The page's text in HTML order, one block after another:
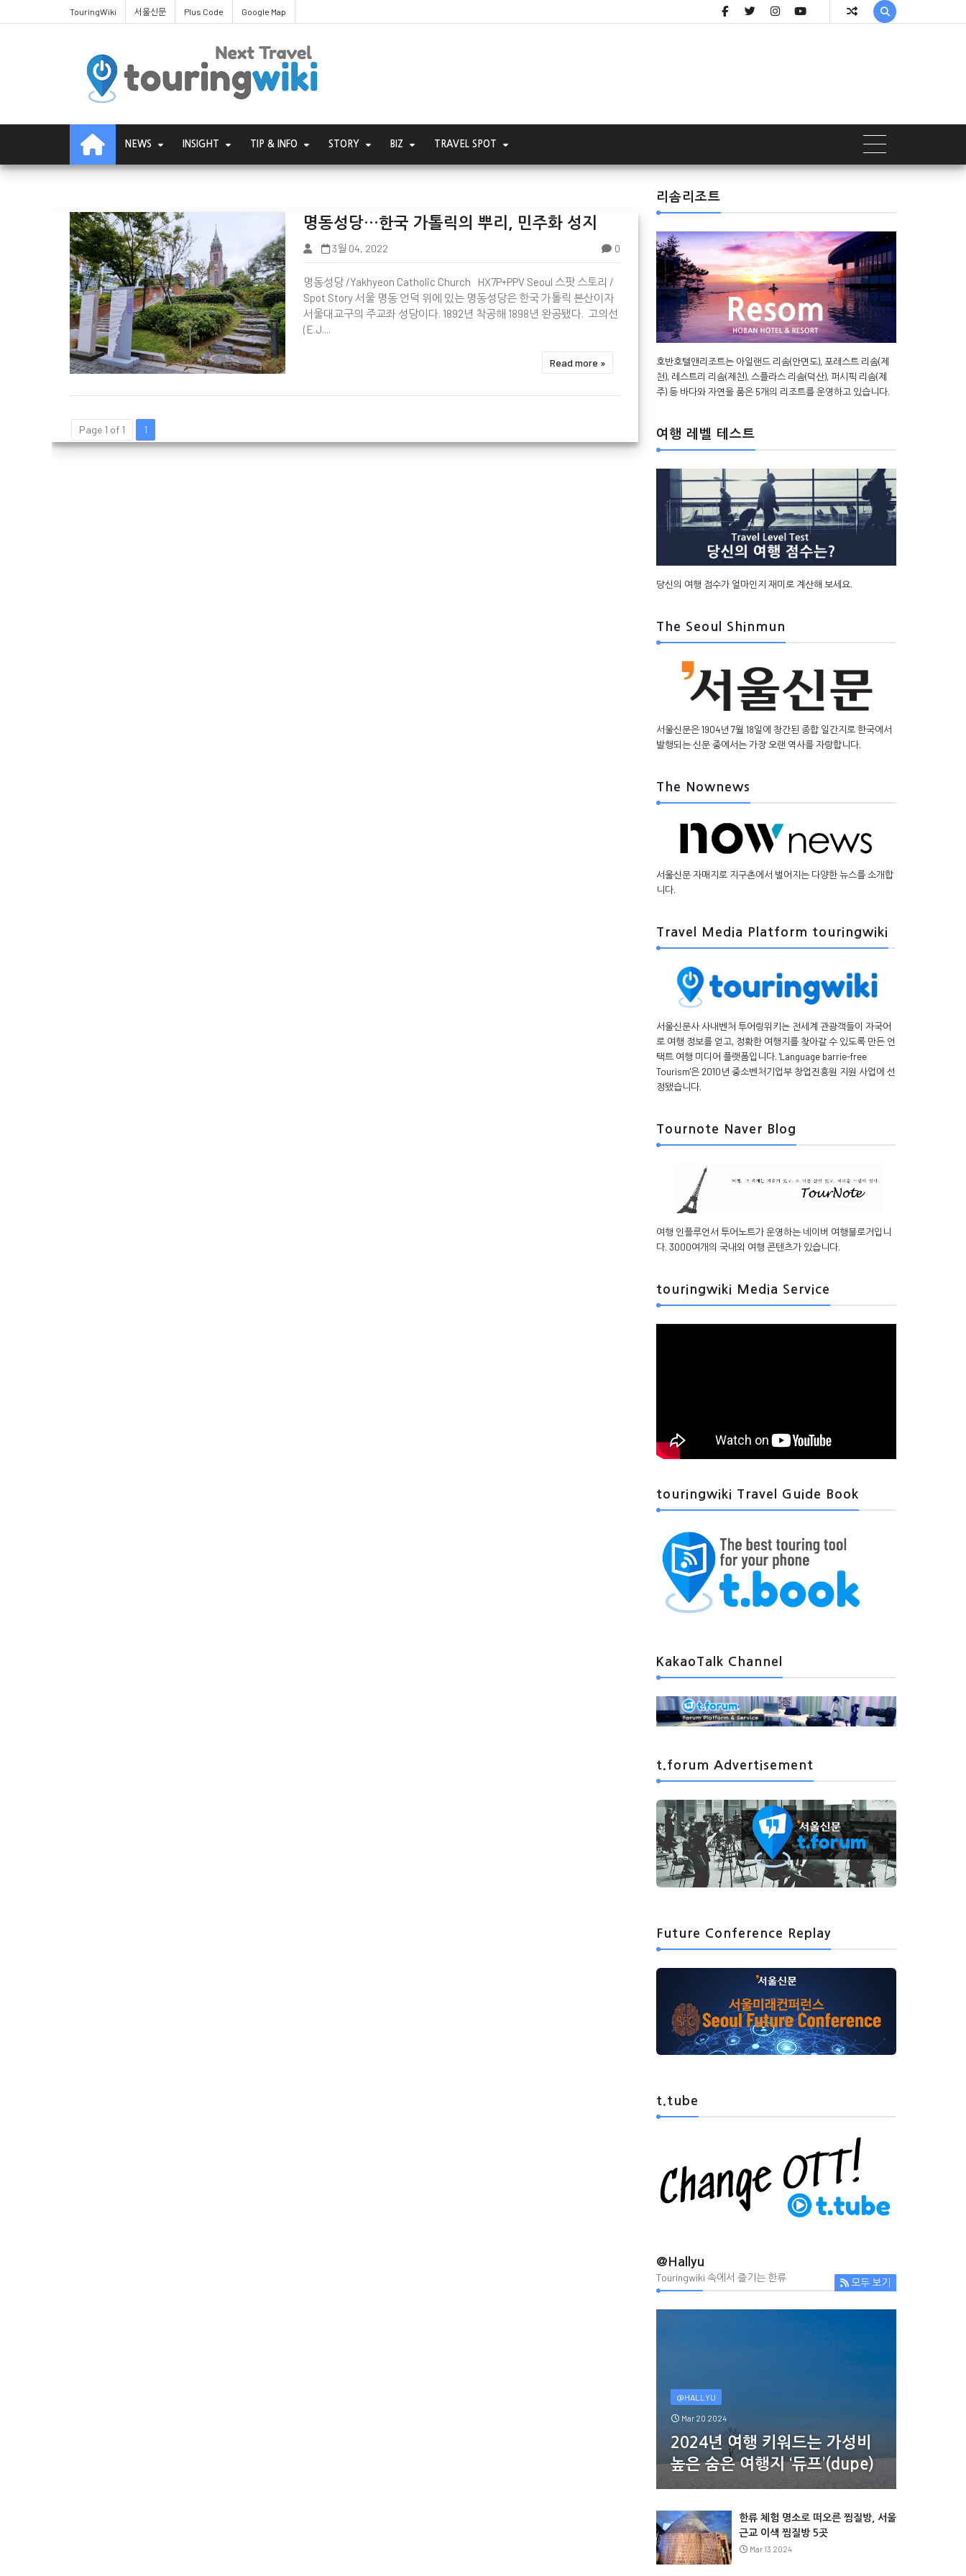
TouringWiki 서울신문 Plus Code Google Map 
NEWS INSIGHT TIP & INFO STORY BIZ TRAVEL SPOT

중구
명동성당…한국 가톨릭의 뿌리, 민주화 성지
3월 04, 2022 0
명동성당 /Yakhyeon Catholic Church HX7P+PPV Seoul 스팟 스토리 /
Spot Story 서울 명동 언덕 위에 있는 명동성당은 한국 가톨릭 본산이자
서울대교구의 주교좌 성당이다. 1892년 착공해 1898년 완공됐다. 고의선
(E.J....
Read more »
Page 1 of 1 1
리솜리조트
호반호텔앤리조트는 아일랜드 리솜(안면도), 포레스트 리솜(제
천), 레스트리 리솜(제천), 스플라스 리솜(덕산), 퍼시픽 리솜(제
주) 등 바다와 자연을 품은 5개의 리조트를 운영하고 있습니다.
여행 레벨 테스트
당신의 여행 점수가 얼마인지 재미로 계산해 보세요.
The Seoul Shinmun
서울신문은 1904년 7월 18일에 창간된 종합 일간지로 한국에서
발행되는 신문 중에서는 가장 오랜 역사를 자랑합니다.
The Nownews
서울신문 자매지로 지구촌에서 벌어지는 다양한 뉴스를 소개합
니다.
Travel Media Platform touringwiki
서울신문사 사내벤처 투어링위키는 전세계 관광객들이 자국어
로 여행 정보를 얻고, 정확한 여행지를 찾아갈 수 있도록 만든 언
택트 여행 미디어 플랫폼입니다. 'Language barrie-free
Tourism'은 2010년 중소벤처기업부 창업진흥원 지원 사업에 선
정됐습니다.
Tournote Naver Blog
여행 인플루언서 투어노트가 운영하는 네이버 여행블로거입니
다. 3000여개의 국내외 여행 콘텐츠가 있습니다.
touringwiki Media Service
touringwiki Travel Guide Book
KakaoTalk Channel
t.forum Advertisement
Future Conference Replay
t.tube
@Hallyu
Touringwiki 속에서 즐기는 한류 모두 보기
@HALLYU
Mar 20 2024
2024년 여행 키워드는 가성비
높은 숨은 여행지 ‘듀프’(dupe)
한류 체험 명소로 떠오른 찜질방, 서울
근교 이색 찜질방 5곳
Mar 13 2024